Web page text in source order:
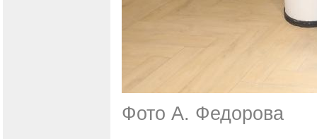
Фото А. Федорова